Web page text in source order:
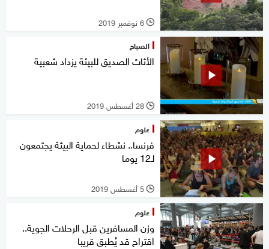
l 6 نوفمبر 2019
الصباح
الأثاث الصديق للبيئة يزداد شعبية
l 28 أغسطس 2019
علوم
فرنسا.. نشطاء لحماية البيئة يجتمعون
لـ12 يوما
l 5 أغسطس 2019
علوم
وزن المسافرين قبل الرحلات الجوية..
اقتراح قد يُطبق قريبا